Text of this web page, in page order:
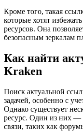
Кроме того, такая
которые хотят
ресурсов. Она
безопасным зеркалам
Как найти
Kraken
Поиск актуальной
задачей, особенно с
Однако существует
ресурс. Один из них —
связи, таких как